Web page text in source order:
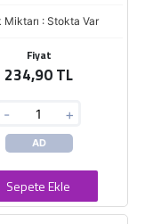
Miktarı : Stokta Var
Fiyat
234,90 TL
- +
AD
Sepete Ekle